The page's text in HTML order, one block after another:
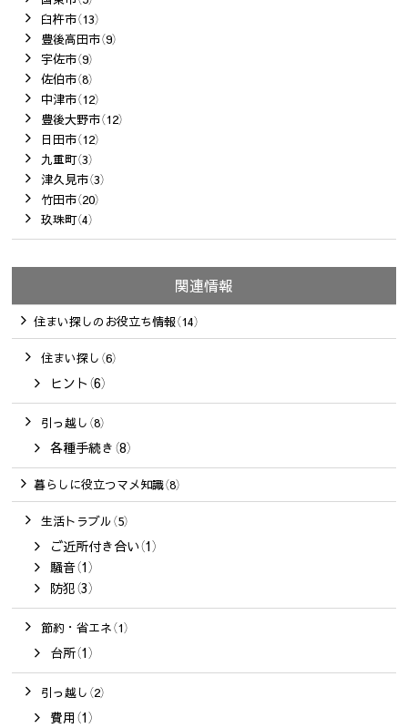
臼杵市（13）
豊後高田市（9）
宇佐市（9）
佐伯市（8）
中津市（12）
豊後大野市（12）
日田市（12）
九重町（3）
津久見市（3）
竹田市（20）
玖珠町（4）
関連情報
住まい探しのお役立ち情報（14）
住まい探し（6）
ヒント（6）
引っ越し（8）
各種手続き（8）
暮らしに役立つマメ知識（8）
生活トラブル（5）
ご近所付き合い（1）
騒音（1）
防犯（3）
節約・省エネ（1）
台所（1）
引っ越し（2）
費用（1）